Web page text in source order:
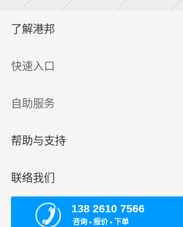
了解港邦
快速入口
自助服务
帮助与支持
联络我们
138 2610 7566
咨询 ▪ 报价 ▪ 下单